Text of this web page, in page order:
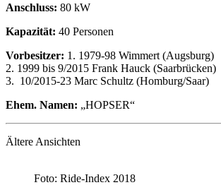
Anschluss: 80 kW
Kapazität: 40 Personen
Vorbesitzer: 1. 1979-98 Wimmert (Augsburg)
2. 1999 bis 9/2015 Frank Hauck (Saarbrücken)
3. 10/2015-23 Marc Schultz (Homburg/Saar)
Ehem. Namen: „HOPSER“
Ältere Ansichten
Foto: Ride-Index 2018